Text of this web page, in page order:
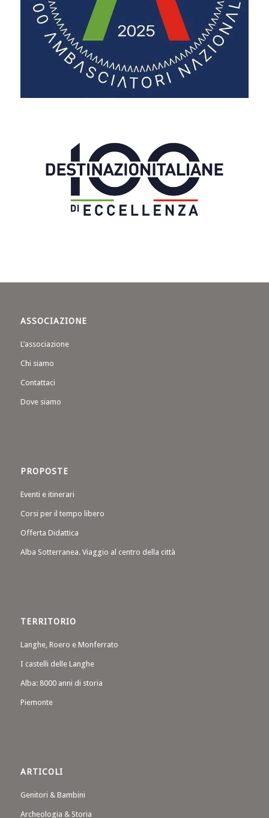
ASSOCIAZIONE
L’associazione
Chi siamo
Contattaci
Dove siamo
PROPOSTE
Eventi e itinerari
Corsi per il tempo libero
Offerta Didattica
Alba Sotterranea. Viaggio al centro della città
TERRITORIO
Langhe, Roero e Monferrato
I castelli delle Langhe
Alba: 8000 anni di storia
Piemonte
ARTICOLI
Genitori & Bambini
Archeologia & Storia